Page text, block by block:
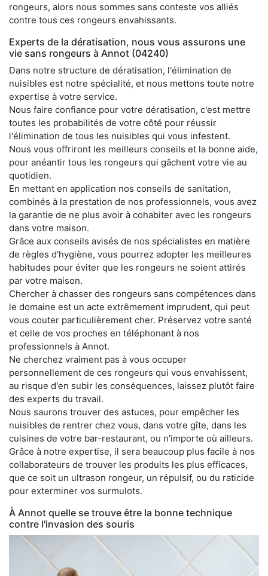
rongeurs, alors nous sommes sans conteste vos alliés
contre tous ces rongeurs envahissants.
Experts de la dératisation, nous vous assurons une
vie sans rongeurs à Annot (04240)
Dans notre structure de dératisation, l'élimination de
nuisibles est notre spécialité, et nous mettons toute notre
expertise à votre service.
Nous faire confiance pour votre dératisation, c'est mettre
toutes les probabilités de votre côté pour réussir
l'élimination de tous les nuisibles qui vous infestent.
Nous vous offriront les meilleurs conseils et la bonne aide,
pour anéantir tous les rongeurs qui gâchent votre vie au
quotidien.
En mettant en application nos conseils de sanitation,
combinés à la prestation de nos professionnels, vous avez
la garantie de ne plus avoir à cohabiter avec les rongeurs
dans votre maison.
Grâce aux conseils avisés de nos spécialistes en matière
de règles d'hygiène, vous pourrez adopter les meilleures
habitudes pour éviter que les rongeurs ne soient attirés
par votre maison.
Chercher à chasser des rongeurs sans compétences dans
le domaine est un acte extrêmement imprudent, qui peut
vous couter particulièrement cher. Préservez votre santé
et celle de vos proches en téléphonant à nos
professionnels à Annot.
Ne cherchez vraiment pas à vous occuper
personnellement de ces rongeurs qui vous envahissent,
au risque d'en subir les conséquences, laissez plutôt faire
des experts du travail.
Nous saurons trouver des astuces, pour empêcher les
nuisibles de rentrer chez vous, dans votre gîte, dans les
cuisines de votre bar-restaurant, ou n'importe où ailleurs.
Grâce à notre expertise, il sera beaucoup plus facile à nos
collaborateurs de trouver les produits les plus efficaces,
que ce soit un ultrason rongeur, un répulsif, ou du raticide
pour exterminer vos surmulots.
À Annot quelle se trouve être la bonne technique
contre l'invasion des souris